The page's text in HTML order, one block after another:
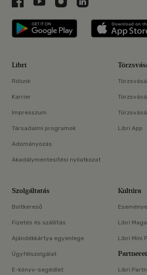
Libri applikáció
Libri
Rólunk
Karrier
Impresszum
Társadalmi programok
Adományozás
Akadálymentesítési nyilatkozat
Libri App
Szolgáltatás
Boltkereső
Fizetés és szállítás
Ajándékkártya egyenlege
Ügyfélszolgálat
E-könyv-segédlet
Kultúra
Libri
Libri Mini
Libri